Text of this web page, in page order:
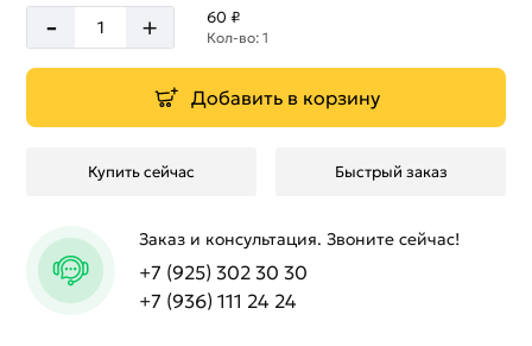
- + 60 ₽
Кол-во: 1
Добавить в корзину
Купить сейчас Быстрый заказ
Заказ и консультация. Звоните сейчас!
+7 (925) 302 30 30
+7 (936) 111 24 24